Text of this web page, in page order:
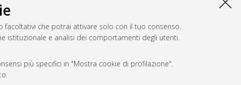
che potrai attivare solo con il tuo consenso.
istituzionale e analisi dei comportamenti degli utenti.
più specifici in "Mostra cookie di profilazione".